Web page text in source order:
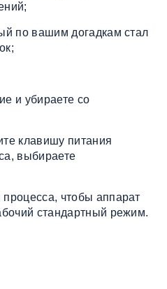
по вашим догадкам стал
и убираете со
клавишу питания
выбираете
чтобы аппарат
стандартный режим.